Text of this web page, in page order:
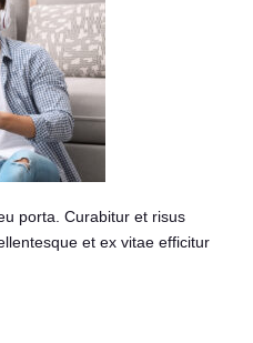
porta. Curabitur et risus
et ex vitae efficitur